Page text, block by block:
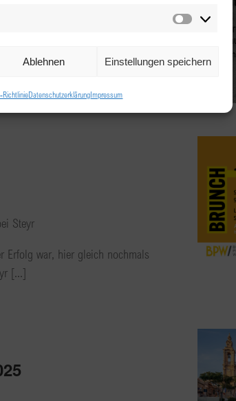
Marketing
Ablehnen Einstellungen speichern
RichtlinieDatenschutzerklärungImpressum
"Ich werde die Frauen
begründet [...]
Steyr
Erfolg war, hier gleich nochmals
[...]